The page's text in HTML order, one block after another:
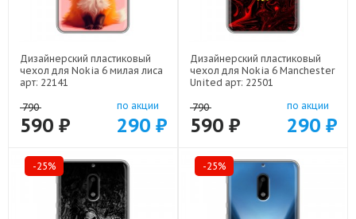
Дизайнерский пластиковый
чехол для Nokia 6 милая лиса
арт: 22141
790
590 ₽
по акции
290 ₽
Дизайнерский пластиковый
чехол для Nokia 6 Manchester
United арт: 22501
790
590 ₽
по акции
290 ₽
-25% -25%